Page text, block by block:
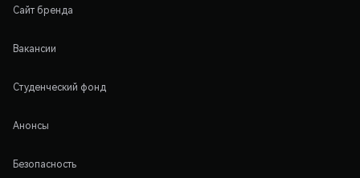
Сайт бренда
Вакансии
Студенческий фонд
Анонсы
Безопасность